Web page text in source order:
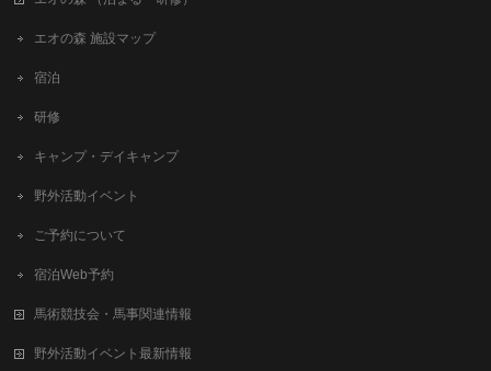
エオの森 施設マップ
宿泊
研修
キャンプ・デイキャンプ
野外活動イベント
ご予約について
宿泊Web予約
馬術競技会・馬事関連情報
野外活動イベント最新情報